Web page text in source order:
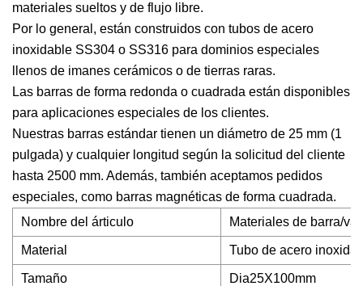
materiales sueltos y de flujo libre.
Por lo general, están construidos con tubos de acero
inoxidable SS304 o SS316 para dominios especiales
llenos de imanes cerámicos o de tierras raras.
Las barras de forma redonda o cuadrada están disponibles
para aplicaciones especiales de los clientes.
Nuestras barras estándar tienen un diámetro de 25 mm (1
pulgada) y cualquier longitud según la solicitud del cliente
hasta 2500 mm. Además, también aceptamos pedidos
especiales, como barras magnéticas de forma cuadrada.
Nombre del árticulo
Materiales de barra/
Material Tubo de acero
Tamaño Dia25X100mm